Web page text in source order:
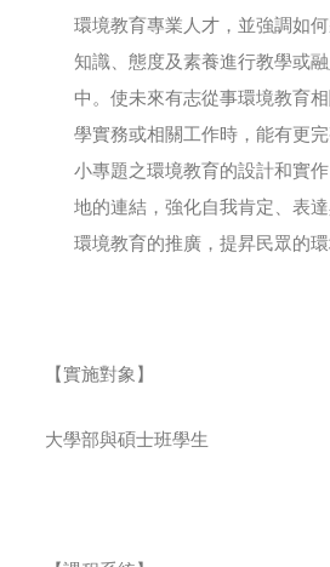
環境教育專業人才，並強調如
知識、態度及素養進行教學或
中。使未來有志從事環境教育
學實務或相關工作時，能有更
小專題之環境教育的設計和實
地的連結，強化自我肯定、表
環境教育的推廣，提昇民眾的
【實施對象】
大學部與碩士班學生